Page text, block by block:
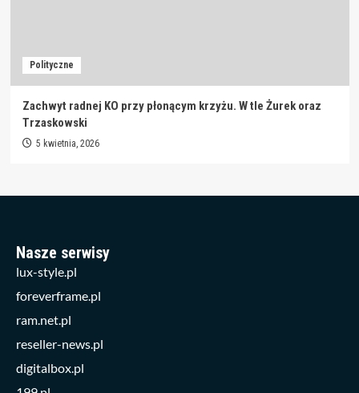
Polityczne
Zachwyt radnej KO przy płonącym krzyżu. W tle Żurek oraz
Trzaskowski
5 kwietnia, 2026
Nasze serwisy
lux-style.pl
foreverframe.pl
ram.net.pl
reseller-news.pl
digitalbox.pl